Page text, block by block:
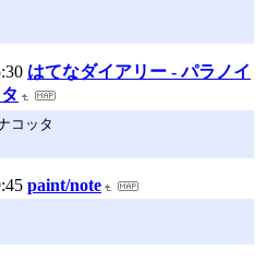
はてなダイアリー - パラノイ
コッタ
paint/note